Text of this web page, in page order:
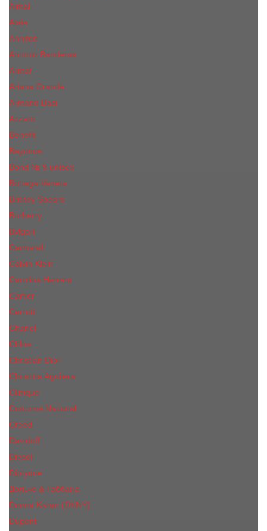
Ajmal
Alaia
Annifen
Antonio Banderas
Armaf
Ariana Grande
Armand Basi
Azzaro
Benefit
Beyonce
Bond № 9 unisex
Bottega Veneta
Britney Spears
Burberry
Bvlgari
Cacharel
Calvin Klein
Carolina Herrera
Cartier
Cerruti
Сhanеl
Chloe
Christian Dior
Christina Aguilera
Сliniquе
Costume National
Creed
Davidoff
Diesel
Diptyque
Дольче & Габбана
Donna Karan (DKNY)
Dupont